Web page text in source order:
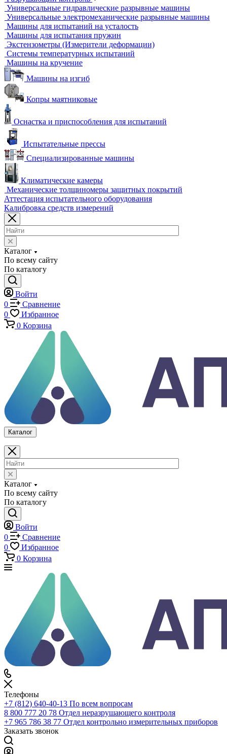
Оборудование для контроля геометрии
3D-сканеры
Аксессуары для метрологического оборудования
Видеоизмерительные машины
Координатно-измерительные машины
Лазерные трекеры
Мультисенсорные и видеоизмерительные машины
Оптические измерительные машины
Приборы для измерения профиля и формы
Промышленные томографы
Фрезерные станки с ЧПУ
Разрушающий контроль
Универсальные гидравлические разрывные машины
Универсальные электромеханические разрывные машины
Машины для испытаний на усталость
Машины для испытания пружин
Экстензометры (Измерители деформации)
Системы температурных испытаний
Машины на кручение
Машины на изгиб
Копры маятниковые
Оснастка и приспособления для испытаний
Испытательные прессы
Специализированные машины
Климатические камеры
Механические толщиномеры защитных покрытий
Аттестация испытательного оборудования
Калибровка средств измерений
По всему сайту
По каталогу
Войти
0
Сравнение
0
Избранное
0 Корзина
Каталог
По всему сайту
По каталогу
0
Сравнение
0
Избранное
0 Корзина